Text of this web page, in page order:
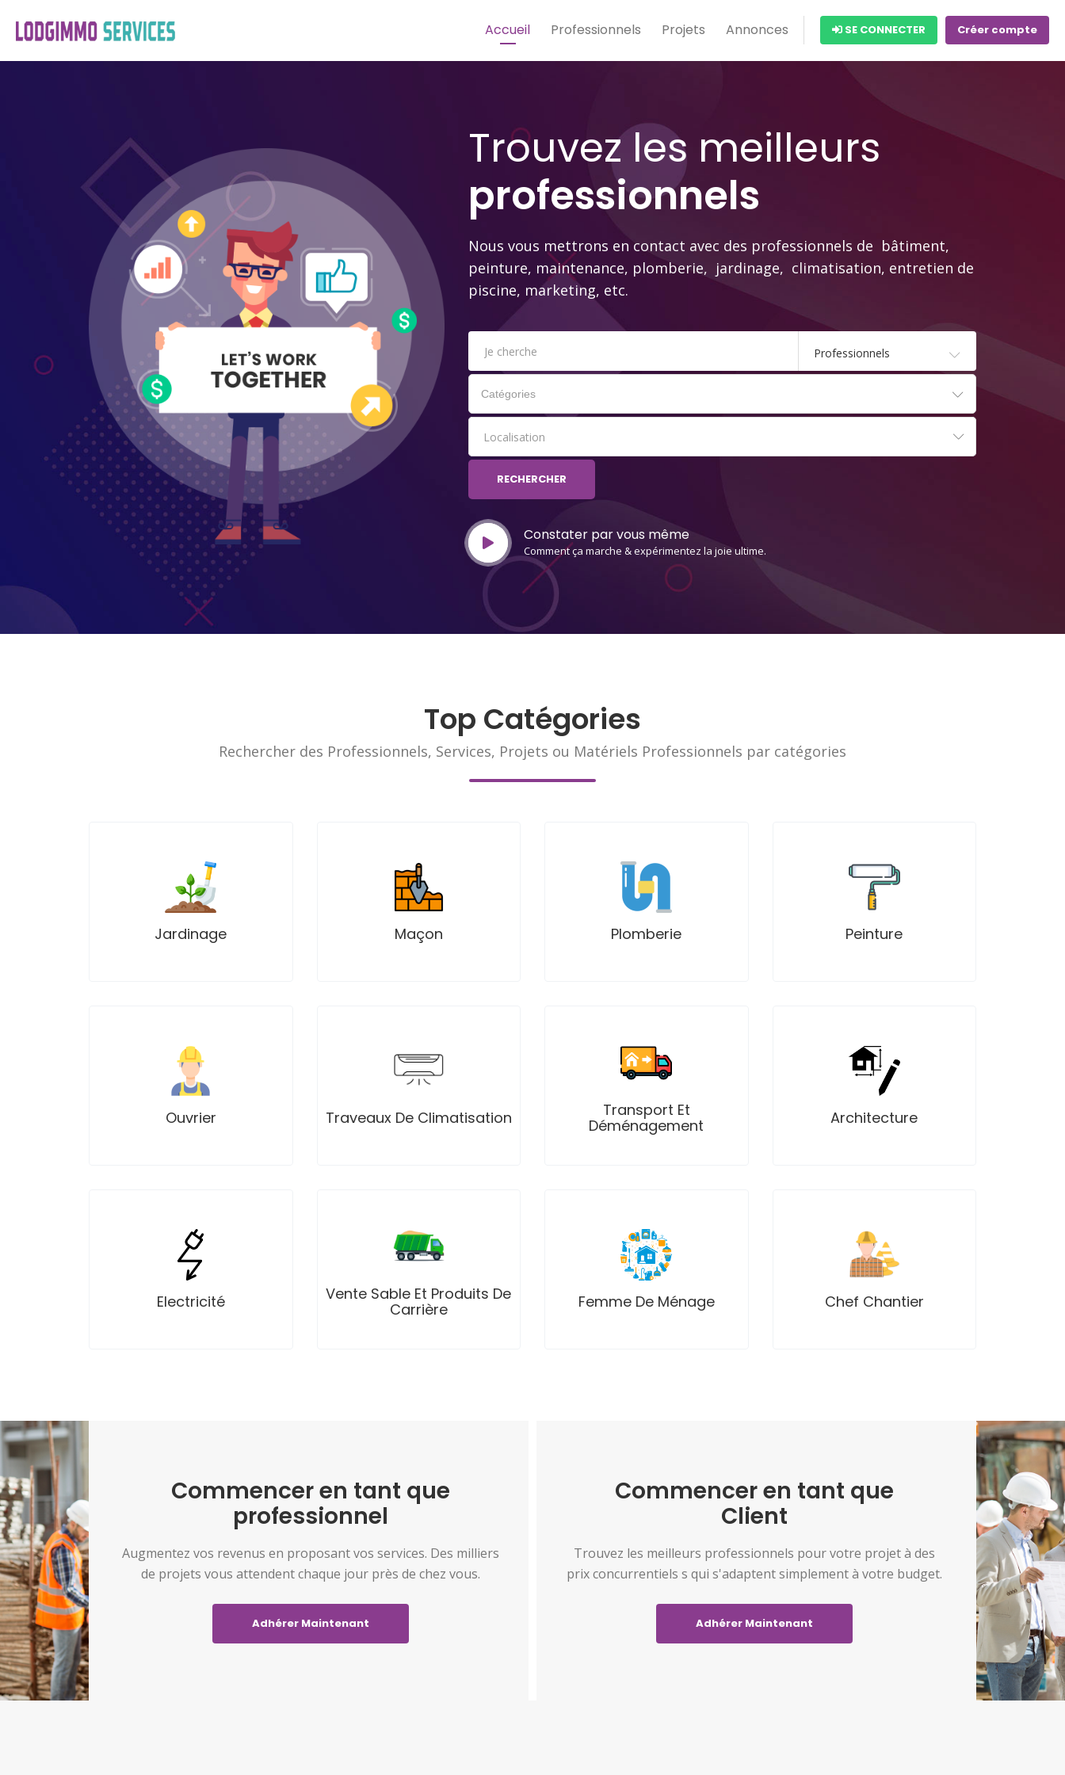
Accueil Professionnels Projets Annonces SE CONNECTER Créer compte
Trouvez les meilleurs
professionnels
Nous vous mettrons en contact avec des professionnels de bâtiment,
peinture, maintenance, plomberie, jardinage, climatisation, entretien de
piscine, marketing, etc.
Professionnels
Localisation
RECHERCHER
Constater par vous même
Comment ça marche & expérimentez la joie ultime.
Top Catégories
Rechercher des Professionnels, Services, Projets ou Matériels Professionnels par catégories
Jardinage
Professionnels
Projets
Annonces Maçon
Professionnels
Projets
Annonces Plomberie
Professionnels
Projets
Annonces Peinture
Professionnels
Projets
Annonces
Ouvrier
Professionnels
Projets
Annonces Traveaux De Climatisation
Professionnels
Projets
Annonces
Transport Et
Déménagement
Professionnels
Annonces Architecture
Professionnels
Projets
Annonces
Electricité
Professionnels
Projets
Annonces
Vente Sable Et Produits De
Carrière
Professionnels
Annonces Femme De Ménage
Professionnels
Projets
Annonces Chef Chantier
Professionnels
Projets
Annonces
Commencer en tant que
professionnel
Augmentez vos revenus en proposant vos services. Des milliers
de projets vous attendent chaque jour près de chez vous.
Adhérer Maintenant
Commencer en tant que
Client
Trouvez les meilleurs professionnels pour votre projet à des
prix concurrentiels s qui s'adaptent simplement à votre budget.
Adhérer Maintenant